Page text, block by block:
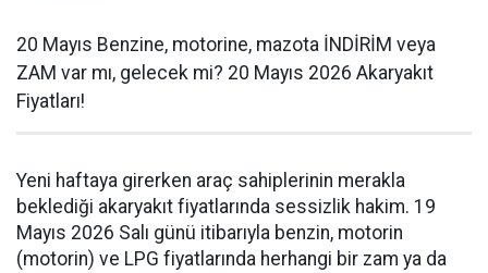
20 Mayıs Benzine, motorine, mazota İNDİRİM veya
ZAM var mı, gelecek mi? 20 Mayıs 2026 Akaryakıt
Fiyatları!
Yeni haftaya girerken araç sahiplerinin merakla
beklediği akaryakıt fiyatlarında sessizlik hakim. 19
Mayıs 2026 Salı günü itibarıyla benzin, motorin
(motorin) ve LPG fiyatlarında herhangi bir zam ya da